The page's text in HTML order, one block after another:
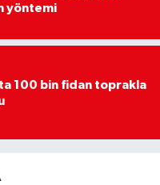
yöntemi
100 bin fidan toprakla